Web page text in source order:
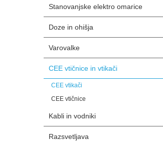
Stanovanjske elektro omarice
Doze in ohišja
Varovalke
CEE vtičnice in vtikači
CEE vtikači
CEE vtičnice
Kabli in vodniki
Razsvetljava